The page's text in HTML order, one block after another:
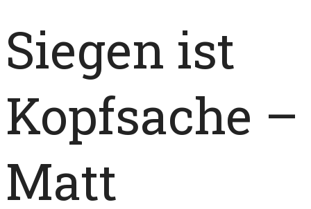
Siegen ist
Kopfsache –
Matt